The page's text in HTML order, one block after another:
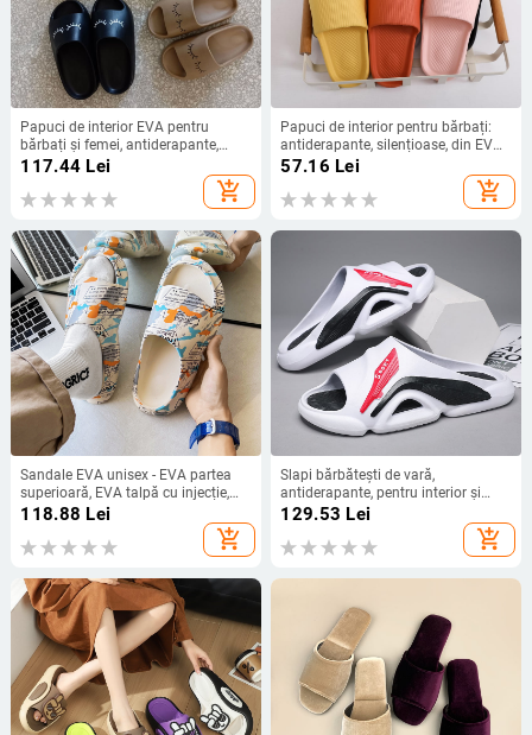
Papuci de interior EVA pentru
bărbați și femei, antiderapante,
rezistenți la uzură, ușori,
confortabili pentru odihna acasă
117.44 Lei
add_shopping_cart
Papuci de interior pentru bărbați:
antiderapante, silențioase, din EVA,
talpă injectată, rezistente la miros
57.16 Lei
add_shopping_cart
Sandale EVA unisex - EVA partea
superioară, EVA talpă cu injecție,
încălțăminte de vară ușoară
118.88 Lei
add_shopping_cart
Slapi bărbătești de vară,
antiderapante, pentru interior și
exterior, sandale moderne de plajă
129.53 Lei
add_shopping_cart